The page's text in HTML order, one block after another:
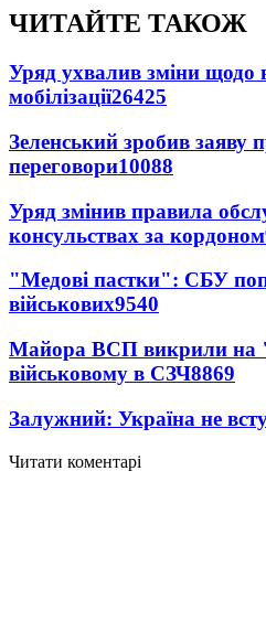
ЧИТАЙТЕ ТАКОЖ
Уряд ухвалив зміни щодо
мобілізації26425
Зеленський зробив заяву
переговори10088
Уряд змінив правила
консульствах за кордоном
"Медові пастки": СБУ
військових9540
Майора ВСП викрили на
військовому в СЗЧ8869
Залужний: Україна не
Читати коментарі